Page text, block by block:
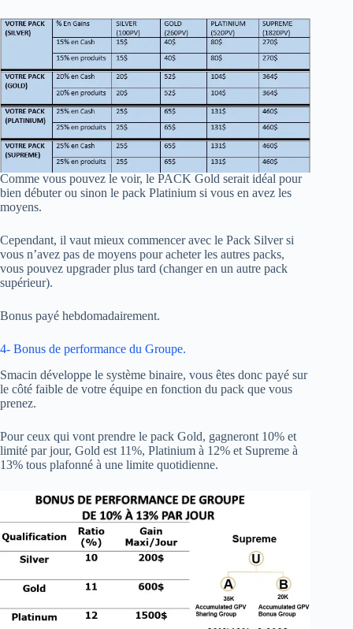
Comme vous pouvez le voir, le PACK Gold serait idéal pour
bien débuter ou sinon le pack Platinium si vous en avez les
moyens.
Cependant, il vaut mieux commencer avec le Pack Silver si
vous n’avez pas de moyens pour acheter les autres packs,
vous pouvez upgrader plus tard (changer en un autre pack
supérieur).
Bonus payé hebdomadairement.
4- Bonus de performance du Groupe.
Smacin développe le système binaire, vous êtes donc payé sur
le côté faible de votre équipe en fonction du pack que vous
prenez.
Pour ceux qui vont prendre le pack Gold, gagneront 10% et
limité par jour, Gold est 11%, Platinium à 12% et Supreme à
13% tous plafonné à une limite quotidienne.